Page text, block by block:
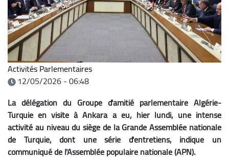
Activités Parlementaires
12/05/2026 - 06:48
La délégation du Groupe d'amitié parlementaire Algérie-
Turquie en visite à Ankara a eu, hier lundi, une intense
activité au niveau du siège de la Grande Assemblée nationale
de Turquie, dont une série d'entretiens, indique un
communiqué de l'Assemblée populaire nationale (APN).